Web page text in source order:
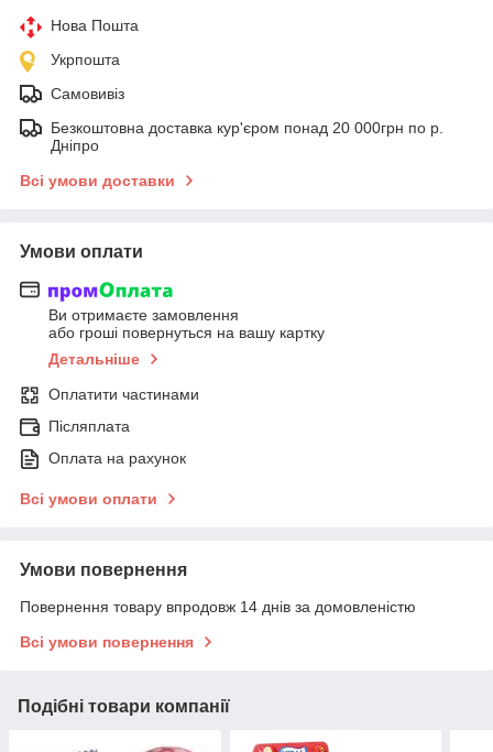
Нова Пошта
Укрпошта
Самовивіз
Безкоштовна доставка кур'єром понад 20 000грн по р.
Дніпро
Всі умови доставки
Умови оплати
Ви отримаєте замовлення
або гроші повернуться на вашу картку
Детальніше
Оплатити частинами
Післяплата
Оплата на рахунок
Всі умови оплати
Умови повернення
Повернення товару впродовж 14 днів за домовленістю
Всі умови повернення
Подібні товари компанії